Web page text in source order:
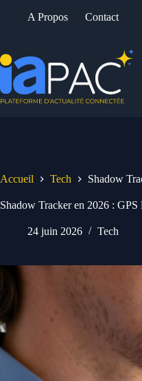
A Propos Contact
Accueil Tech Shadow
Shadow Tracker en 2026 :
24 juin 2026 Tech